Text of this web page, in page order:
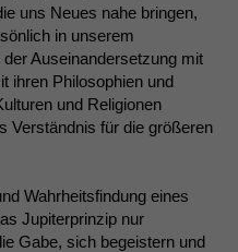
uns Neues nahe bringen,
in unserem
Auseinandersetzung mit
ihren Philosophien und
und Religionen
Verständnis für die größeren
Wahrheitsfindung eines
Jupiterprinzip nur
Gabe, sich begeistern und